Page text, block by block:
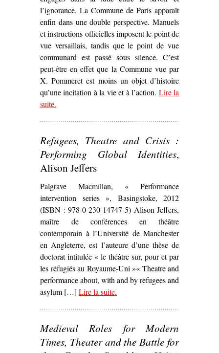
l’ignorance. La Commune de Paris apparaît
enfin dans une double perspective. Manuels
et instructions officielles imposent le point de
vue versaillais, tandis que le point de vue
communard est passé sous silence. C’est
peut-être en effet que la Commune vue par
X. Pommeret est moins un objet d’histoire
qu’une incitation à la vie et à l’action. Lire la
suite– ‘Sur
.
Refugees, Theatre and Crisis :
Performing Global Identities,
Alison Jeffers
Palgrave Macmillan, « Performance
intervention series », Basingstoke, 2012
(ISBN : 978-0-230-14747-5) Alison Jeffers,
maître de conférences en théâtre
contemporain à l’Université de Manchester
en Angleterre, est l’auteure d’une thèse de
doctorat intitulée « le théâtre sur, pour et par
les réfugiés au Royaume-Uni »« Theatre and
performance about, with and by refugees and
asylum […] Lire la suite– ‘
.
Medieval Roles for Modern
Times, Theater and the Battle for